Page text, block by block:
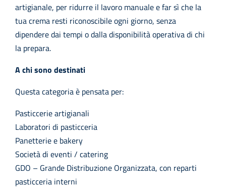
artigianale, per ridurre il lavoro manuale e far sì che la
tua crema resti riconoscibile ogni giorno, senza
dipendere dai tempi o dalla disponibilità operativa di chi
la prepara.
A chi sono destinati
Questa categoria è pensata per:
Pasticcerie artigianali
Laboratori di pasticceria
Panetterie e bakery
Società di eventi / catering
GDO – Grande Distribuzione Organizzata, con reparti
pasticceria interni